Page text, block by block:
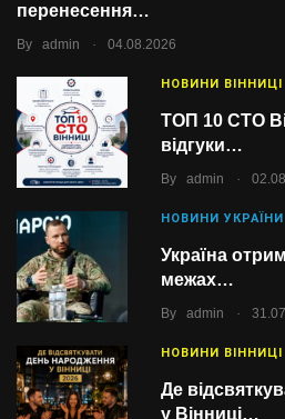
перенесення…
By admin . 04.08.2026
НОВИНИ ВІННИЦІ
ТОП 10 СТО
відгуки…
By admin .
НОВИНИ УКРАЇНИ
Україна
межах…
By admin .
НОВИНИ ВІННИЦІ
Де
у Вінниці…